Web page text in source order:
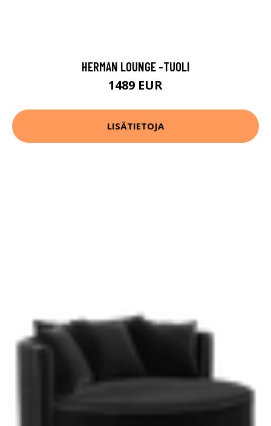
HERMAN LOUNGE -TUOLI
1489 EUR
LISÄTIETOJA